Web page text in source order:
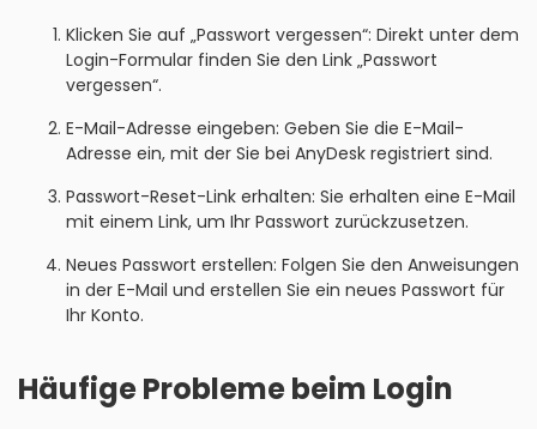
Klicken Sie auf „Passwort vergessen“: Direkt unter dem
Login-Formular finden Sie den Link „Passwort
vergessen“.
E-Mail-Adresse eingeben: Geben Sie die E-Mail-
Adresse ein, mit der Sie bei AnyDesk registriert sind.
Passwort-Reset-Link erhalten: Sie erhalten eine E-Mail
mit einem Link, um Ihr Passwort zurückzusetzen.
Neues Passwort erstellen: Folgen Sie den Anweisungen
in der E-Mail und erstellen Sie ein neues Passwort für
Ihr Konto.
Häufige Probleme beim Login